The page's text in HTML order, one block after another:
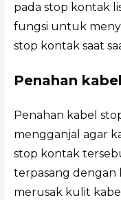
pada stop kontak
fungsi untuk
stop kontak saat
Penahan kabel
Penahan kabel
mengganjal agar
stop kontak
terpasang
merusak kulit